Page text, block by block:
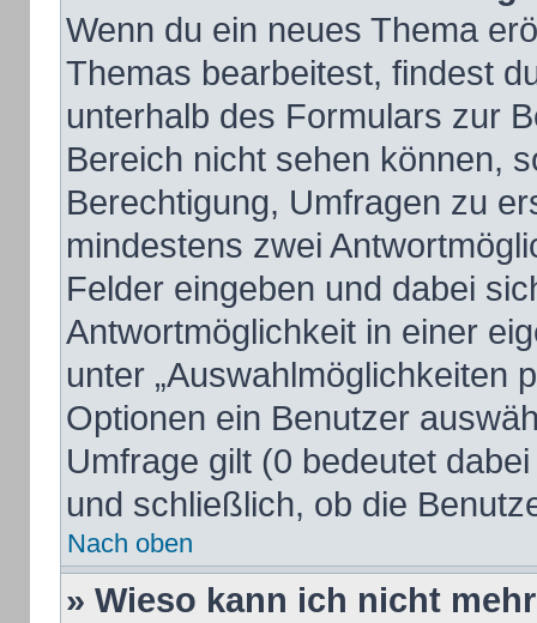
Wenn du ein neues Thema
Themas bearbeitest, findest
unterhalb des Formulars zur
Bereich nicht sehen können,
Berechtigung, Umfragen zu
mindestens zwei
Felder eingeben und dabei
Antwortmöglichkeit in einer
unter „Auswahlmöglichkeiten
Optionen ein Benutzer
Umfrage gilt (0 bedeutet
und schließlich, ob die
Nach oben
» Wieso kann ich nicht